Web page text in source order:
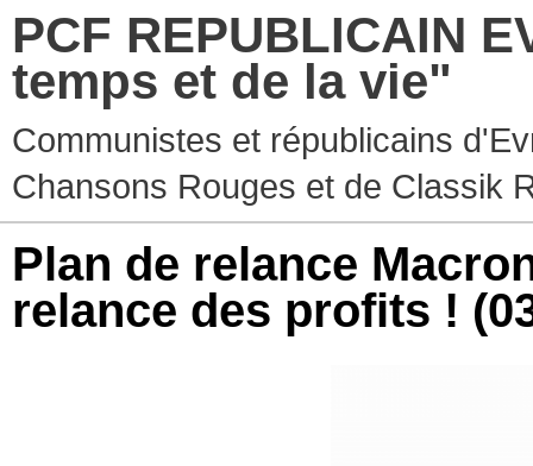
PCF REPUBLICAIN
temps et de la vie"
Communistes et républicains
Chansons Rouges et de Classik
Plan de relance
relance des profits !